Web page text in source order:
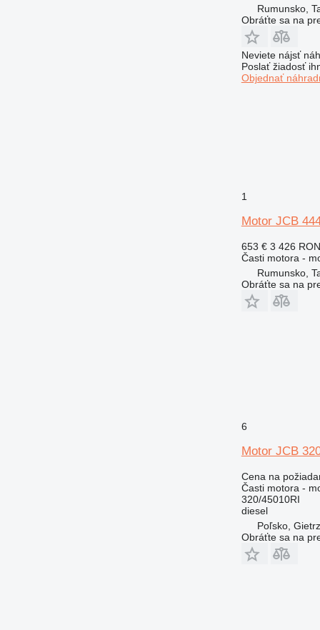
Rumunsko,
Obráťte sa na
Neviete nájsť
Poslať žiadosť
Objednať
1
Motor JCB
653 € 3 426 RON
Časti motora -
Rumunsko,
Obráťte sa na
6
Motor JCB
Cena na
Časti motora -
320/45010RI
diesel
Poľsko,
Obráťte sa na